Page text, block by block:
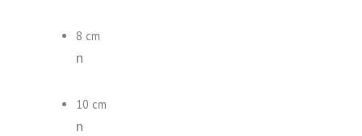
8 cm
n
10 cm
n